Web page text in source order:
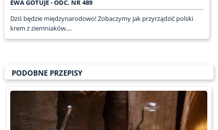
EWA GOTUJE - ODC. NR 489
Dziś będzie międzynarodowo! Zobaczymy jak przyrządzić polski
krem z ziemniaków....
PODOBNE PRZEPISY